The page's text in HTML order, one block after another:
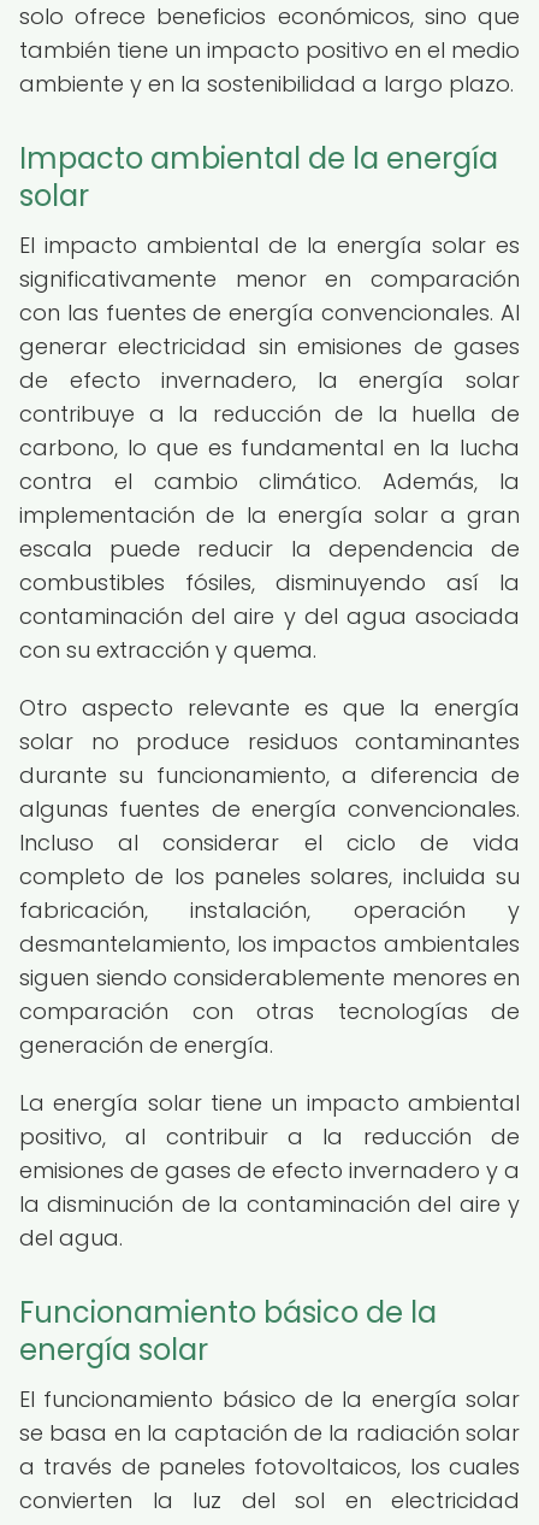
solo ofrece beneficios económicos, sino que
también tiene un impacto positivo en el medio
ambiente y en la sostenibilidad a largo plazo.
Impacto ambiental de la energía
solar
El impacto ambiental de la energía solar es
significativamente menor en comparación
con las fuentes de energía convencionales. Al
generar electricidad sin emisiones de gases
de efecto invernadero, la energía solar
contribuye a la reducción de la huella de
carbono, lo que es fundamental en la lucha
contra el cambio climático. Además, la
implementación de la energía solar a gran
escala puede reducir la dependencia de
combustibles fósiles, disminuyendo así la
contaminación del aire y del agua asociada
con su extracción y quema.
Otro aspecto relevante es que la energía
solar no produce residuos contaminantes
durante su funcionamiento, a diferencia de
algunas fuentes de energía convencionales.
Incluso al considerar el ciclo de vida
completo de los paneles solares, incluida su
fabricación, instalación, operación y
desmantelamiento, los impactos ambientales
siguen siendo considerablemente menores en
comparación con otras tecnologías de
generación de energía.
La energía solar tiene un impacto ambiental
positivo, al contribuir a la reducción de
emisiones de gases de efecto invernadero y a
la disminución de la contaminación del aire y
del agua.
Funcionamiento básico de la
energía solar
El funcionamiento básico de la energía solar
se basa en la captación de la radiación solar
a través de paneles fotovoltaicos, los cuales
convierten la luz del sol en electricidad